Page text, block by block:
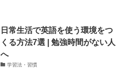
日常生活で英語を使う環境をつ
くる方法7選 | 勉強時間がない人
へ
学習法・習慣